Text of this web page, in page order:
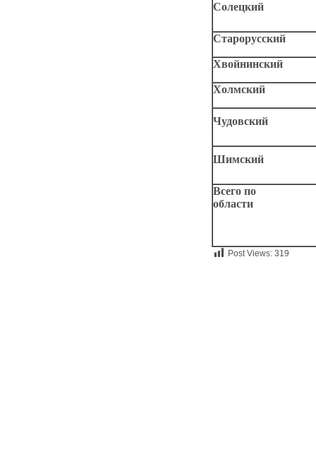
Солецкий
Старорусский
Хвойнинский
Холмский
Чудовский
Шимский
Всего по
области
Post Views: 319